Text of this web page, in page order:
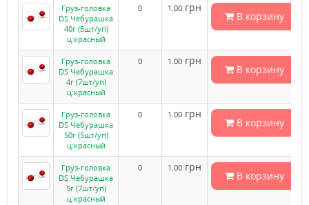
Груз-головка
DS Чебурашка
40г (5шт/уп)
ц:красный
0 1.00 грн
В корзину
Груз-головка
DS Чебурашка
4г (7шт/уп)
ц:красный
0 1.00 грн
В корзину
Груз-головка
DS Чебурашка
50г (5шт/уп)
ц:красный
0 1.00 грн
В корзину
Груз-головка
DS Чебурашка
5г (7шт/уп)
ц:красный
0 1.00 грн
В корзину